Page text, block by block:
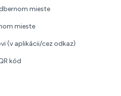
mieste
mieste
(v aplikácii/cez odkaz)
kód